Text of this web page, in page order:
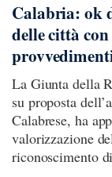
Calabria: ok
delle città
La Giunta della
su proposta
Calabrese, ha
valorizzazione
riconoscimento